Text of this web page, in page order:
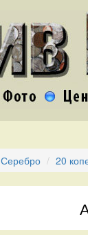
Серебро 20